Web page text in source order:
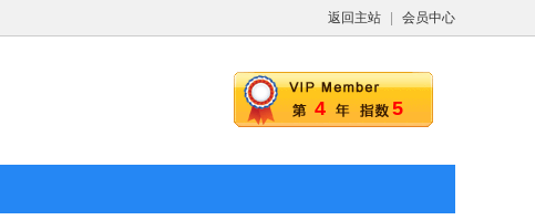
返回主站 会员中心
4 5